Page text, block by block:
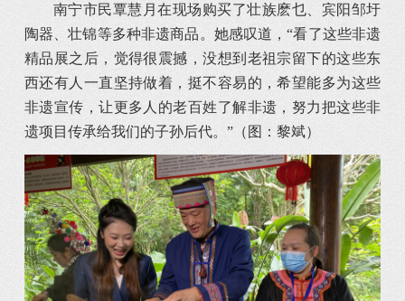
南宁市民覃慧月在现场购买了壮族麽乜、宾阳邹圩
陶器、壮锦等多种非遗商品。她感叹道，“看了这些非遗
精品展之后，觉得很震撼，没想到老祖宗留下的这些东
西还有人一直坚持做着，挺不容易的，希望能多为这些
非遗宣传，让更多人的老百姓了解非遗，努力把这些非
遗项目传承给我们的子孙后代。”（图：黎斌）